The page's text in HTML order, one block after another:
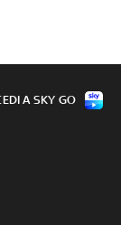
A SKY GO